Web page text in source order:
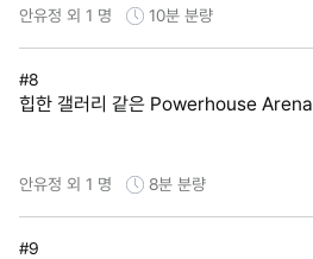
안유정 외 1 명 10분 분량
#8
힙한 갤러리 같은 Powerhouse Arena
안유정 외 1 명 8분 분량
#9